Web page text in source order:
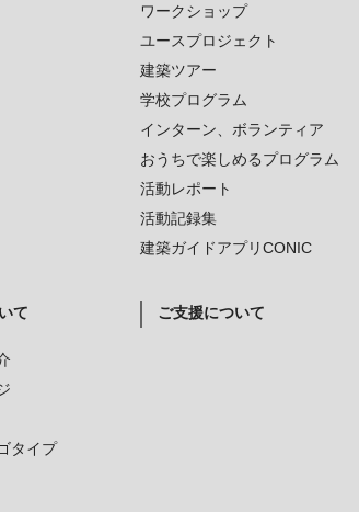
ワークショップ
ユースプロジェクト
建築ツアー
学校プログラム
インターン、ボランティア
おうちで楽しめるプログラム
活動レポート
活動記録集
建築ガイドアプリCONIC
て
タイプ
ご支援について